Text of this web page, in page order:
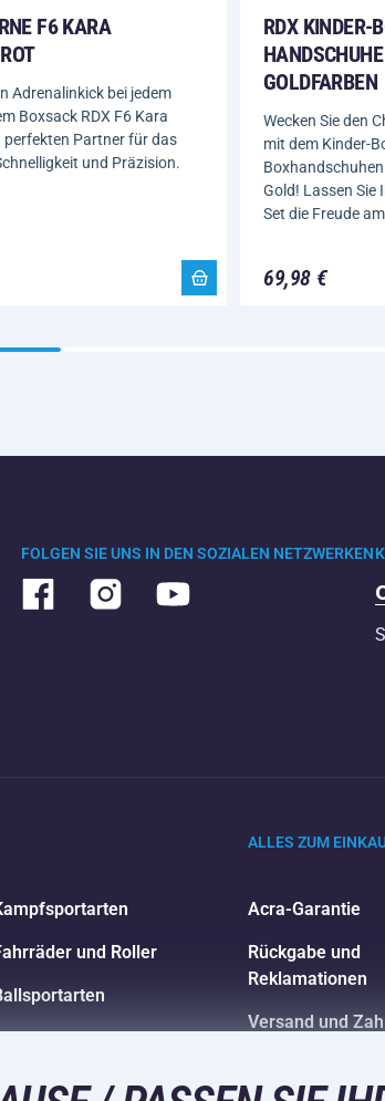
F6 KARA
Adrenalinkick bei jedem
Boxsack RDX F6 Kara
perfekten Partner für das
und Präzision.
RDX KINDER-
GOLDFARBEN
Wecken Sie den
mit dem Kinder-
Boxhandschuhen
Gold! Lassen Sie
Set die Freude
69,98 €
FOLGEN SIE UNS IN DEN SOZIALEN NETZWERKEN
und Roller
und
ALLES ZUM
Acra-Garantie
Rückgabe und
Reklamationen
Versand und